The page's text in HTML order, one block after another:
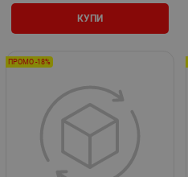
КУПИ
ПРОМО -18%